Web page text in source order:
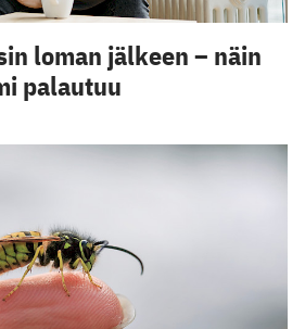
loman jälkeen – näin
palautuu